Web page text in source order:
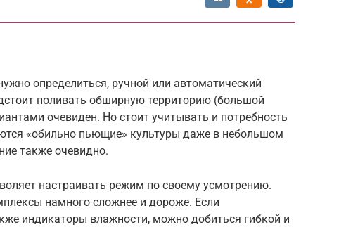
определиться, ручной или автоматический
поливать обширную территорию (большой
очевиден. Но стоит учитывать и потребность
«обильно пьющие» культуры даже в небольшом
также очевидно.
настраивать режим по своему усмотрению.
намного сложнее и дороже. Если
индикаторы влажности, можно добиться гибкой и